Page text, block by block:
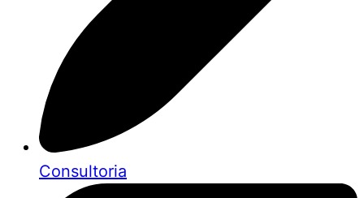
Consultoria